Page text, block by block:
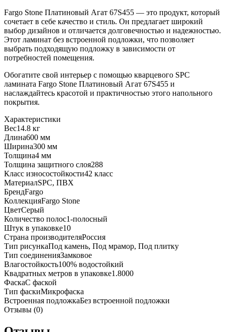
Fargo Stone Платиновый Агат 67S455 — это продукт, который
сочетает в себе качество и стиль. Он предлагает широкий
выбор дизайнов и отличается долговечностью и надежностью.
Этот ламинат без встроенной подложки, что позволяет
выбрать подходящую подложку в зависимости от
потребностей помещения.
Обогатите свой интерьер с помощью кварцевого SPC
ламината Fargo Stone Платиновый Агат 67S455 и
наслаждайтесь красотой и практичностью этого напольного
покрытия.
Характеристики
Вес14.8 кг
Длина600 мм
Ширина300 мм
Толщина4 мм
Толщина защитного слоя288
Класс износостойкости42 класс
МатериалSPC, ПВХ
БрендFargo
КоллекцияFargo Stone
ЦветСерый
Количество полос1-полосный
Штук в упаковке10
Страна производителяРоссия
Тип рисункаПод камень, Под мрамор, Под плитку
Тип соединенияЗамковое
Влагостойкость100% водостойкий
Квадратных метров в упаковке1.8000
ФаскаС фаской
Тип фаскиМикрофаска
Встроенная подложкаБез встроенной подложки
Отзывы (0)